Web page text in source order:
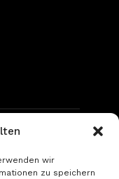
wir
zu speichern